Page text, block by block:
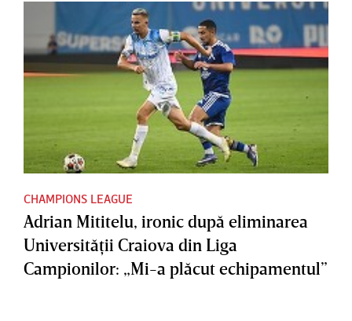
CHAMPIONS LEAGUE
Adrian Mititelu, ironic după eliminarea
Universităţii Craiova din Liga
Campionilor: „Mi-a plăcut echipamentul”